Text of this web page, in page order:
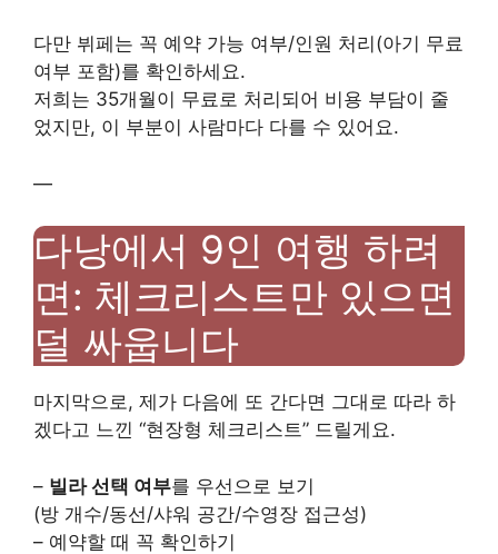
다만 뷔페는 꼭 예약 가능 여부/인원 처리(아기 무료
여부 포함)를 확인하세요.
저희는 35개월이 무료로 처리되어 비용 부담이 줄
었지만, 이 부분이 사람마다 다를 수 있어요.
—
다낭에서 9인 여행 하려
면: 체크리스트만 있으면
덜 싸웁니다
마지막으로, 제가 다음에 또 간다면 그대로 따라 하
겠다고 느낀 “현장형 체크리스트” 드릴게요.
– 빌라 선택 여부를 우선으로 보기
(방 개수/동선/샤워 공간/수영장 접근성)
– 예약할 때 꼭 확인하기